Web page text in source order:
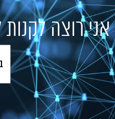
אני רוצה לקנות